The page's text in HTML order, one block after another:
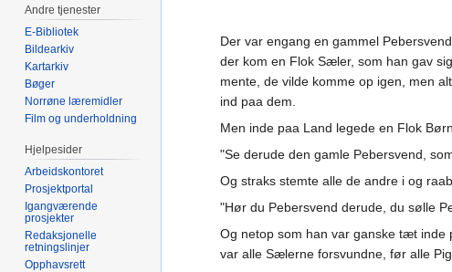
Der var engang en gammel
der kom en Flok Sæler, som han gav
mente, de vilde komme op igen, men
ind paa dem.
Men inde paa Land legede en Flok
"Se derude den gamle Pebersvend,
Og straks stemte alle de andre i og
"Hør du Pebersvend derude, du sølle
Og netop som han var ganske tæt
var alle Sælerne forsvundne, før alle
Andre tjenester
E-Bibliotek
Bildearkiv
Kartarkiv
Bøger
Norrøne læremidler
Film og underholdning
Hjelpesider
Arbeidskontoret
Prosjektportal
Igangværende
prosjekter
Redaksjonelle
retningslinjer
Opphavsrett